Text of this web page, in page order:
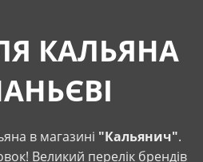
КАЛЬЯНА
в магазині "Кальянич".
Великий перелік брендів